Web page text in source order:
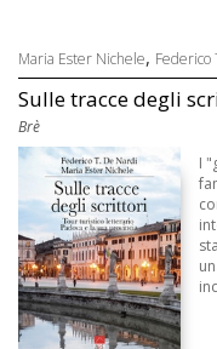
Maria Ester Nichele, Federico
Sulle tracce degli
Brè
I